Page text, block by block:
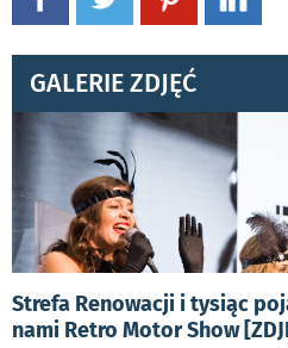
GALERIE ZDJĘĆ
Strefa Renowacji i tysiąc
nami Retro Motor Show